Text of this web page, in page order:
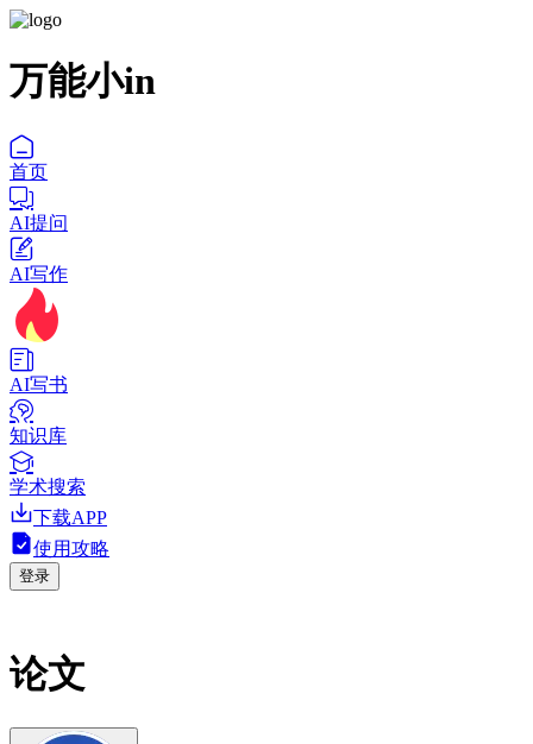
万能小in
首页
AI提问
AI写作
AI写书
知识库
学术搜索
下载APP
使用攻略
登录
论文